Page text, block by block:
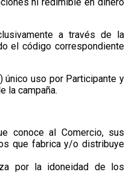
a través de la
el código correspondiente
único uso por Participante y
la campaña.
conoce al Comercio, sus
que fabrica y/o distribuye
por la idoneidad de los